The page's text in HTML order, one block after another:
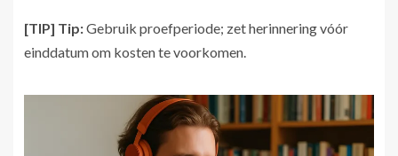
[TIP] Tip:Gebruik proefperiode; zet herinnering vóór
einddatum om kosten te voorkomen.